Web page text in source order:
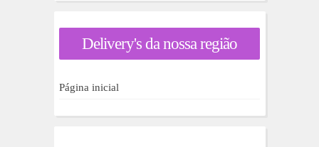
a
p
r
Delivery's da nossa região
Página inicial